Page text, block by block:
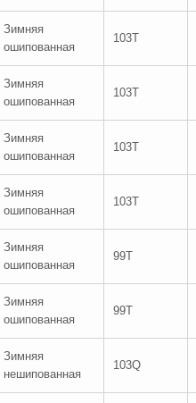
Зимняя
ошипованная
103T
Зимняя
ошипованная
103T
Зимняя
ошипованная
103T
Зимняя
ошипованная
103T
Зимняя
ошипованная
99T
Зимняя
ошипованная
99T
Зимняя
нешипованная
103Q